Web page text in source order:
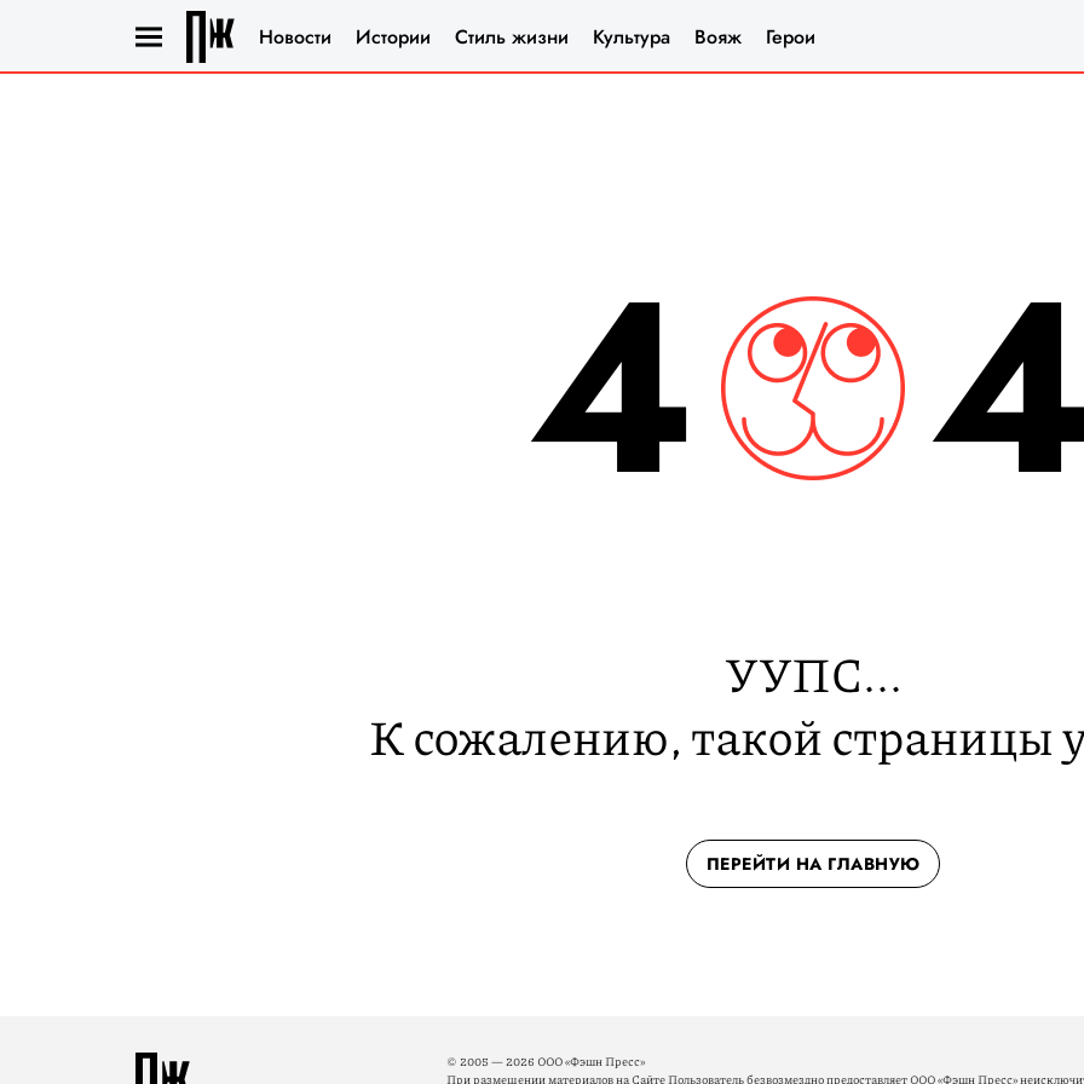
Новости Истории Стиль жизни Культура Вояж Герои
4
УУПС...
К сожалению, такой страницы
ПЕРЕЙТИ НА ГЛАВНУЮ
© 2005 — 2026 ООО «Фэшн Пресс»
При размещении материалов на Сайте Пользователь безвозмездно предоставляет ООО «Фэшн Пресс»